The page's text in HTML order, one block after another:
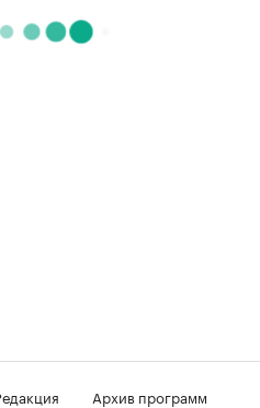
Архив программ